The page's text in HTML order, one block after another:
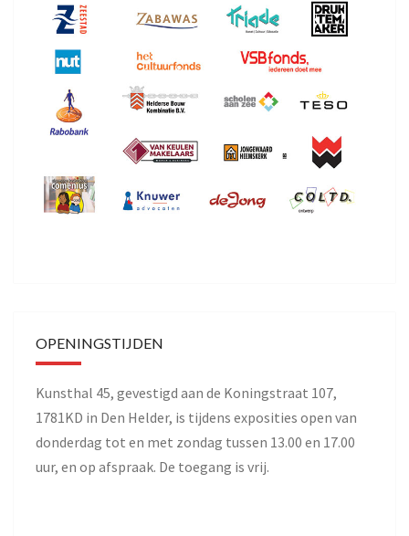
OPENINGSTIJDEN
Kunsthal 45, gevestigd aan de Koningstraat 107,
1781KD in Den Helder, is tijdens exposities open van
donderdag tot en met zondag tussen 13.00 en 17.00
uur, en op afspraak. De toegang is vrij.